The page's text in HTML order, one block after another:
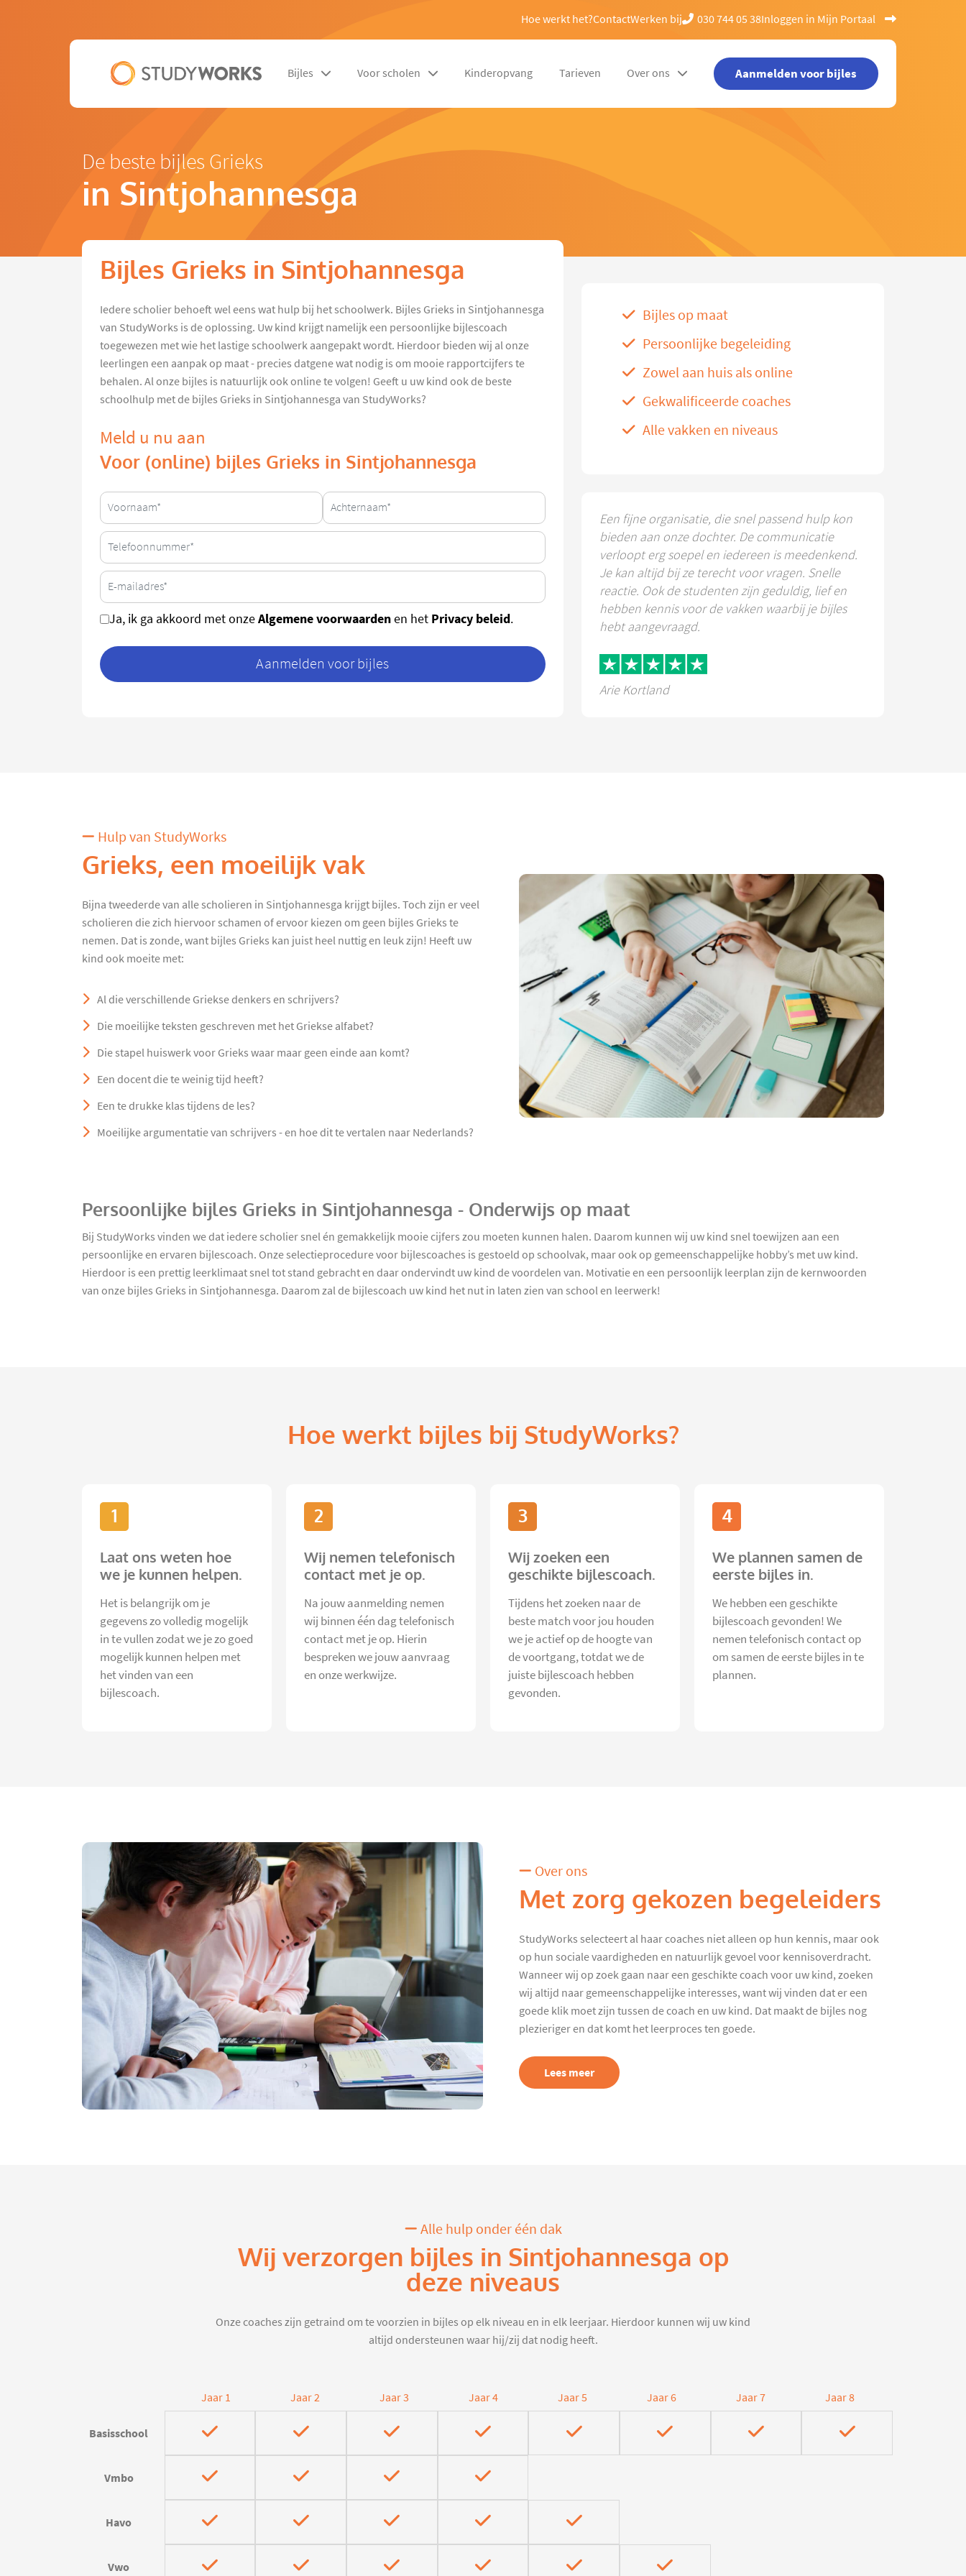
Hoe werkt het?ContactWerken bij 030 744 05 38Inloggen in Mijn Portaal
Bijles Voor scholen Kinderopvang Tarieven Over ons Aanmelden voor bijles
De beste bijles Grieks
in Sintjohannesga
Bijles Grieks in Sintjohannesga
Iedere scholier behoeft wel eens wat hulp bij het schoolwerk. Bijles Grieks in Sintjohannesga
van StudyWorks is de oplossing. Uw kind krijgt namelijk een persoonlijke bijlescoach
toegewezen met wie het lastige schoolwerk aangepakt wordt. Hierdoor bieden wij al onze
leerlingen een aanpak op maat - precies datgene wat nodig is om mooie rapportcijfers te
behalen. Al onze bijles is natuurlijk ook online te volgen! Geeft u uw kind ook de beste
schoolhulp met de bijles Grieks in Sintjohannesga van StudyWorks?
Meld u nu aan
Voor (online) bijles Grieks in Sintjohannesga
Ja, ik ga akkoord met onzeAlgemene voorwaardenen het Privacy beleid.
Aanmelden voor bijles
Bijles op maat
Persoonlijke begeleiding
Zowel aan huis als online
Gekwalificeerde coaches
Alle vakken en niveaus
Een fijne organisatie, die snel passend hulp kon
bieden aan onze dochter. De communicatie
verloopt erg soepel en iedereen is meedenkend.
Je kan altijd bij ze terecht voor vragen. Snelle
reactie. Ook de studenten zijn geduldig, lief en
hebben kennis voor de vakken waarbij je bijles
hebt aangevraagd.
Arie Kortland
Hulp van StudyWorks
Grieks, een moeilijk vak
Bijna tweederde van alle scholieren in Sintjohannesga krijgt bijles. Toch zijn er veel
scholieren die zich hiervoor schamen of ervoor kiezen om geen bijles Grieks te
nemen. Dat is zonde, want bijles Grieks kan juist heel nuttig en leuk zijn! Heeft uw
kind ook moeite met:
Al die verschillende Griekse denkers en schrijvers?
Die moeilijke teksten geschreven met het Griekse alfabet?
Die stapel huiswerk voor Grieks waar maar geen einde aan komt?
Een docent die te weinig tijd heeft?
Een te drukke klas tijdens de les?
Moeilijke argumentatie van schrijvers - en hoe dit te vertalen naar Nederlands?
Persoonlijke bijles Grieks in Sintjohannesga - Onderwijs op maat
Bij StudyWorks vinden we dat iedere scholier snel én gemakkelijk mooie cijfers zou moeten kunnen halen. Daarom kunnen wij uw kind snel toewijzen aan een
persoonlijke en ervaren bijlescoach. Onze selectieprocedure voor bijlescoaches is gestoeld op schoolvak, maar ook op gemeenschappelijke hobby’s met uw kind.
Hierdoor is een prettig leerklimaat snel tot stand gebracht en daar ondervindt uw kind de voordelen van. Motivatie en een persoonlijk leerplan zijn de kernwoorden
van onze bijles Grieks in Sintjohannesga. Daarom zal de bijlescoach uw kind het nut in laten zien van school en leerwerk!
Hoe werkt bijles bij StudyWorks?
1
Laat ons weten hoe
we je kunnen helpen.
Het is belangrijk om je
gegevens zo volledig mogelijk
in te vullen zodat we je zo goed
mogelijk kunnen helpen met
het vinden van een
bijlescoach.
2
Wij nemen telefonisch
contact met je op.
Na jouw aanmelding nemen
wij binnen één dag telefonisch
contact met je op. Hierin
bespreken we jouw aanvraag
en onze werkwijze.
3
Wij zoeken een
geschikte bijlescoach.
Tijdens het zoeken naar de
beste match voor jou houden
we je actief op de hoogte van
de voortgang, totdat we de
juiste bijlescoach hebben
gevonden.
4
We plannen samen de
eerste bijles in.
We hebben een geschikte
bijlescoach gevonden! We
nemen telefonisch contact op
om samen de eerste bijles in te
plannen.
Over ons
Met zorg gekozen begeleiders
StudyWorks selecteert al haar coaches niet alleen op hun kennis, maar ook
op hun sociale vaardigheden en natuurlijk gevoel voor kennisoverdracht.
Wanneer wij op zoek gaan naar een geschikte coach voor uw kind, zoeken
wij altijd naar gemeenschappelijke interesses, want wij vinden dat er een
goede klik moet zijn tussen de coach en uw kind. Dat maakt de bijles nog
plezieriger en dat komt het leerproces ten goede.
Lees meer
Alle hulp onder één dak
Wij verzorgen bijles in Sintjohannesga op
deze niveaus
Onze coaches zijn getraind om te voorzien in bijles op elk niveau en in elk leerjaar. Hierdoor kunnen wij uw kind
altijd ondersteunen waar hij/zij dat nodig heeft.
Jaar 1 Jaar 2 Jaar 3 Jaar 4 Jaar 5 Jaar 6 Jaar 7 Jaar 8
Basisschool
Vmbo
Havo
Vwo